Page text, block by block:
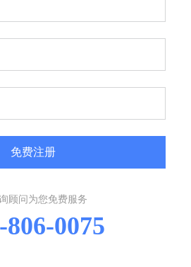
免费注册
顾问为您免费服务
806-0075